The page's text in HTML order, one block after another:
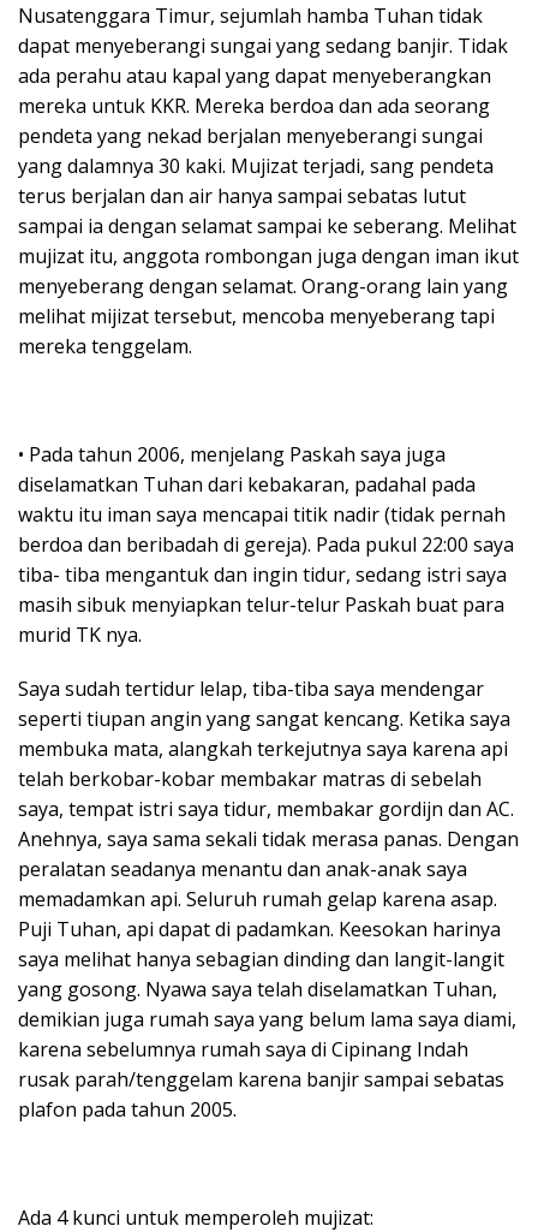
Nusatenggara Timur, sejumlah hamba Tuhan tidak
dapat menyeberangi sungai yang sedang banjir. Tidak
ada perahu atau kapal yang dapat menyeberangkan
mereka untuk KKR. Mereka berdoa dan ada seorang
pendeta yang nekad berjalan menyeberangi sungai
yang dalamnya 30 kaki. Mujizat terjadi, sang pendeta
terus berjalan dan air hanya sampai sebatas lutut
sampai ia dengan selamat sampai ke seberang. Melihat
mujizat itu, anggota rombongan juga dengan iman ikut
menyeberang dengan selamat. Orang-orang lain yang
melihat mijizat tersebut, mencoba menyeberang tapi
mereka tenggelam.
• Pada tahun 2006, menjelang Paskah saya juga
diselamatkan Tuhan dari kebakaran, padahal pada
waktu itu iman saya mencapai titik nadir (tidak pernah
berdoa dan beribadah di gereja). Pada pukul 22:00 saya
tiba- tiba mengantuk dan ingin tidur, sedang istri saya
masih sibuk menyiapkan telur-telur Paskah buat para
murid TK nya.
Saya sudah tertidur lelap, tiba-tiba saya mendengar
seperti tiupan angin yang sangat kencang. Ketika saya
membuka mata, alangkah terkejutnya saya karena api
telah berkobar-kobar membakar matras di sebelah
saya, tempat istri saya tidur, membakar gordijn dan AC.
Anehnya, saya sama sekali tidak merasa panas. Dengan
peralatan seadanya menantu dan anak-anak saya
memadamkan api. Seluruh rumah gelap karena asap.
Puji Tuhan, api dapat di padamkan. Keesokan harinya
saya melihat hanya sebagian dinding dan langit-langit
yang gosong. Nyawa saya telah diselamatkan Tuhan,
demikian juga rumah saya yang belum lama saya diami,
karena sebelumnya rumah saya di Cipinang Indah
rusak parah/tenggelam karena banjir sampai sebatas
plafon pada tahun 2005.
Ada 4 kunci untuk memperoleh mujizat: